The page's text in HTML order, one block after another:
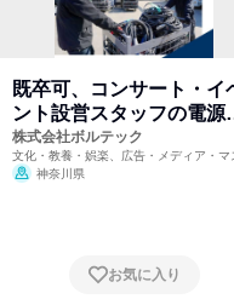
既卒可、コンサート・イ
ント設営スタッフの電源
門
株式会社ボルテック
文化・教養・娯楽、広告・メディア・マ
ミ、電力・ガス・水道・エネルギー
神奈川県
お気に入り